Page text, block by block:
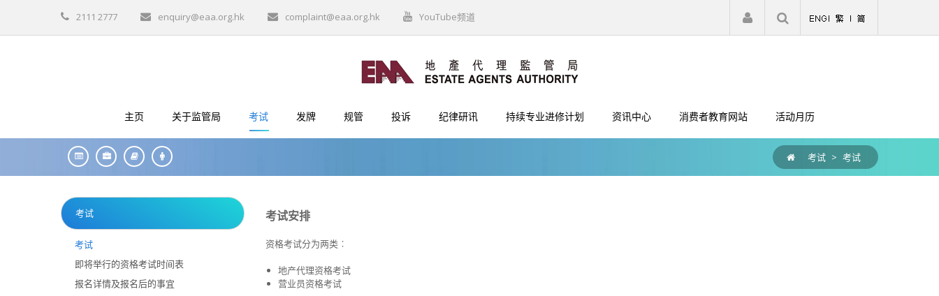
2111 2777 enquiry@eaa.org.hk complaint@eaa.org.hk YouTube频道 注册 登入
主页 关于监管局 考试 发牌 规管 投诉 纪律研讯 持续专业进修计划 资讯中心 消费者教育网站 活动月历
考试 > 考试
考试
考试
即将举行的资格考试时间表
报名详情及报名后的事宜
考试安排
资格考试分为两类︰
地产代理资格考试
营业员资格考试